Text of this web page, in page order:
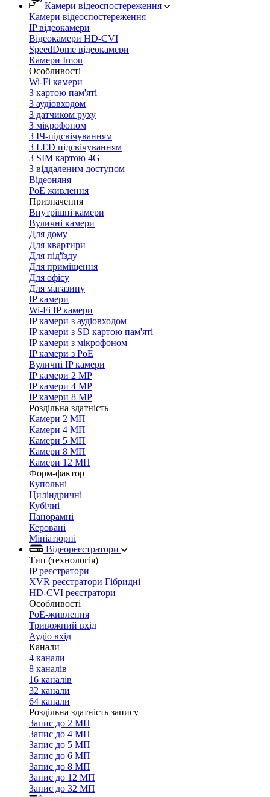
Камери відеоспостереження
Камери відеоспостереження
IP відеокамери
Відеокамери HD-CVI
SpeedDome відеокамери
Камери Imou
Особливості
Wi-Fi камери
З картою пам'яті
З аудіовходом
З датчиком руху
З мікрофоном
З ІЧ-підсвічуванням
З LED підсвічуванням
З SIM картою 4G
З віддаленим доступом
Відеоняня
PoE живлення
Призначення
Внутрішні камери
Вуличні камери
Для дому
Для квартири
Для під'їзду
Для приміщення
Для офісу
Для магазину
IP камери
Wi-Fi IP камери
IP камери з аудіовходом
IP камери з SD картою пам'яті
IP камери з мікрофоном
IP камери з PoE
Вуличні IP камери
IP камери 2 MP
IP камери 4 MP
IP камери 8 MP
Роздільна здатність
Камери 2 МП
Камери 4 МП
Камери 5 МП
Камери 8 МП
Камери 12 МП
Форм-фактор
Купольні
Циліндричні
Кубічні
Панорамні
Керовані
Мініатюрні
Відеореєстратори
Тип (технологія)
IP реєстратори
XVR реєстратори Гібридні
HD-CVI реєстратори
Особливості
PoE-живлення
Тривожний вхід
Аудіо вхід
Канали
4 канали
8 каналів
16 каналів
32 канали
64 канали
Роздільна здатність запису
Запис до 2 МП
Запис до 4 МП
Запис до 5 МП
Запис до 6 МП
Запис до 8 МП
Запис до 12 МП
Запис до 32 МП